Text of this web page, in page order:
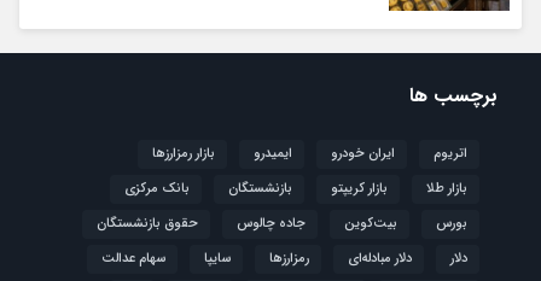
برچسب ها
اتریوم ایران خودرو ایمیدرو
بازار رمزارزها
بازار طلا
بازار کریپتو بازنشستگان
بانک مرکزی
بورس
بیت‌کوین جاده چالوس
حقوق بازنشستگان
دلار
دلار مبادله‌ای رمزارزها سایپا
سهام عدالت